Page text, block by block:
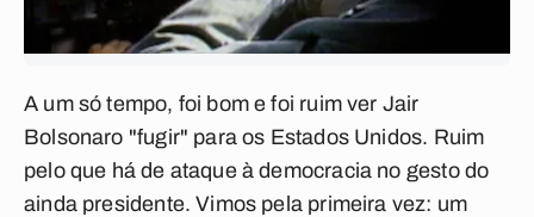
A um só tempo, foi bom e foi ruim ver Jair
Bolsonaro "fugir" para os Estados Unidos. Ruim
pelo que há de ataque à democracia no gesto do
ainda presidente. Vimos pela primeira vez: um